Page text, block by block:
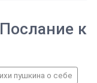
к
пушкина о себе